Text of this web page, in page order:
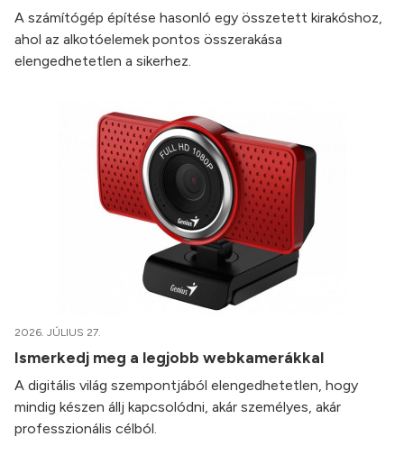
A számítógép építése hasonló egy összetett kirakóshoz,
ahol az alkotóelemek pontos összerakása
elengedhetetlen a sikerhez.
2026. JÚLIUS 27.
Ismerkedj meg a legjobb webkamerákkal
A digitális világ szempontjából elengedhetetlen, hogy
mindig készen állj kapcsolódni, akár személyes, akár
professzionális célból.